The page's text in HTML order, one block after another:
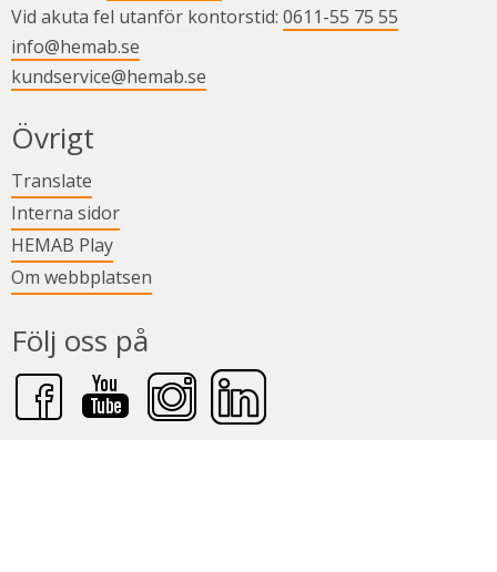
Vid akuta fel utanför kontorstid: 0611-55 75 55
info@hemab.se
kundservice@hemab.se
Övrigt
Translate
Interna sidorLänk till annan webbplats.
HEMAB PlayLänk till annan webbplats.
Om webbplatsen
Följ oss på